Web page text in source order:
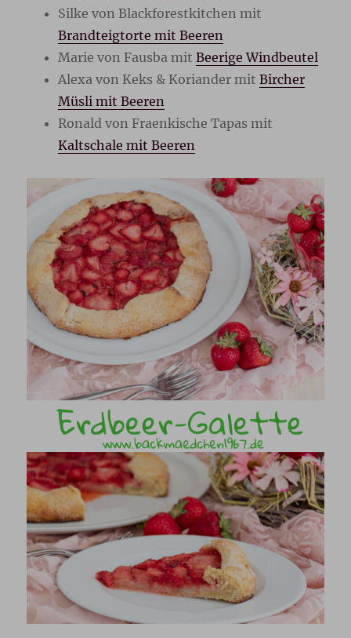
Silke von Blackforestkitchen mit
Brandteigtorte mit Beeren
Marie von Fausba mitBeerige Windbeutel
Alexa von Keks & Koriander mitBircher
Müsli mit Beeren
Ronald von Fraenkische Tapas mit
Kaltschale mit Beeren